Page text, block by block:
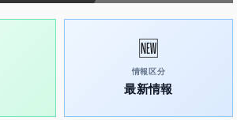
🆕
情報区分
最新情報